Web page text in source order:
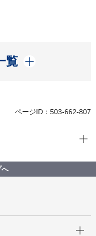
覧
ページID：503-662-807
局
たって、預貯金などの
なりますか。
現在
へ